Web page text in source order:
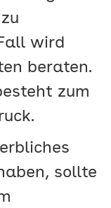
wird
beraten.
zum
sollte